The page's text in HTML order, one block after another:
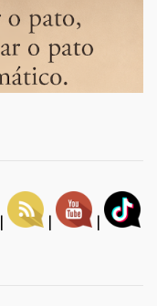
| |